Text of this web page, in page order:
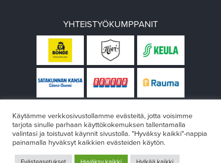
YHTEISTYÖKUMPPANIT
Käytämme verkkosivustollamme evästeitä, jotta voisimme
tarjota sinulle parhaan käyttökokemuksen tallentamalla
valintasi ja toistuvat käynnit sivustolla. "Hyväksy kaikki"-nappia
painamalla hyväksyt kaikkien evästeiden käytön.